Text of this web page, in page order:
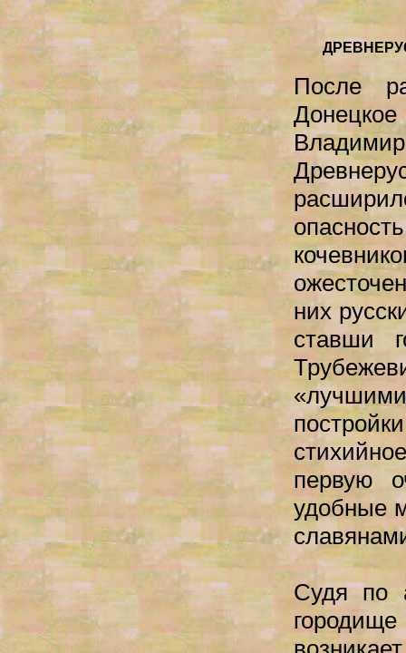
После
них
ставши
первую
удобные
Судя по